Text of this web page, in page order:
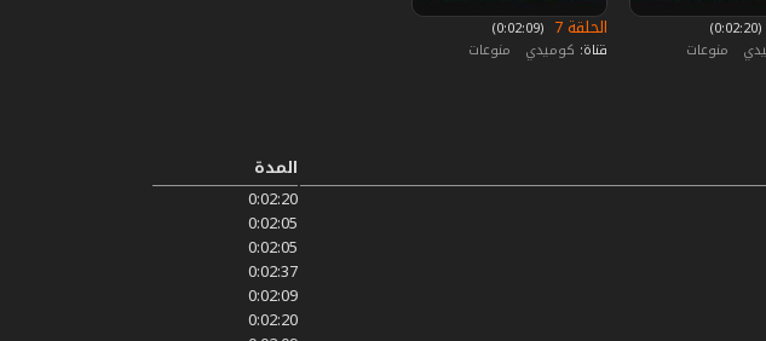
‏ (0:02:20)
منوعات
الحلقة 7
‏ (0:02:09)
قناة: كوميدي منوعات
المدة
0:02:20
0:02:05
0:02:05
0:02:37
0:02:09
0:02:20